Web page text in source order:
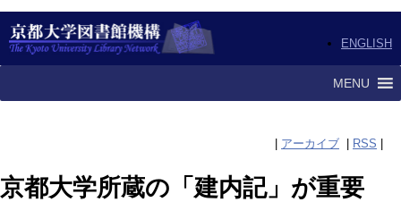
ENGLISH
MENU
アーカイブ RSS
京都大学所蔵の「建内記」が重要